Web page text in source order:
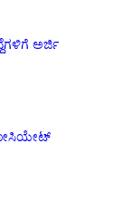
ಅರ್ಜಿ